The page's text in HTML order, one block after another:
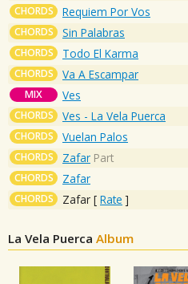
CHORDS Requiem Por Vos
CHORDS Sin Palabras
CHORDS Todo El Karma
CHORDS Va A Escampar
MIX Ves
CHORDS Ves - La Vela Puerca
CHORDS Vuelan Palos
CHORDS Zafar Part
CHORDS Zafar
CHORDS Zafar [ Rate ]
La Vela Puerca Album